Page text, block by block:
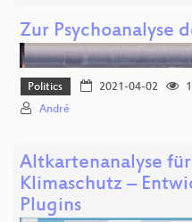
Zur Psychoanalyse
Politics 2021-04-02
André
Altkartenanalyse
Klimaschutz –
Plugins